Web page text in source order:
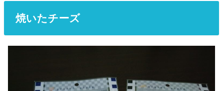
焼いたチーズ